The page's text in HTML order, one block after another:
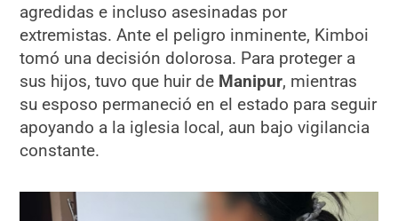
agredidas e incluso asesinadas por
extremistas. Ante el peligro inminente, Kimboi
tomó una decisión dolorosa. Para proteger a
sus hijos, tuvo que huir de Manipur, mientras
su esposo permaneció en el estado para seguir
apoyando a la iglesia local, aun bajo vigilancia
constante.